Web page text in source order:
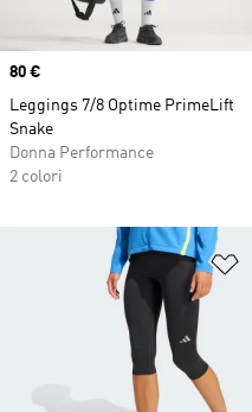
Price
80 €
Leggings 7/8 Optime PrimeLift
Snake
Donna Performance
2 colori